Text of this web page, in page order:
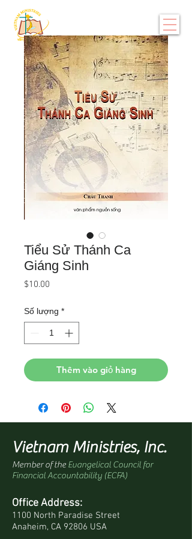
Tiểu Sử Thánh Ca
Giáng Sinh
$10.00
Số lượng *
Thêm vào giỏ hàng
Vietnam Ministries, Inc.
Member of the Evangelical Council for
Financial Accountability (ECFA)
Office Address:
1100 North Paradise Street
Anaheim, CA 92806 USA